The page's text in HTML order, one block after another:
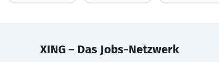
XING – Das Jobs-Netzwerk